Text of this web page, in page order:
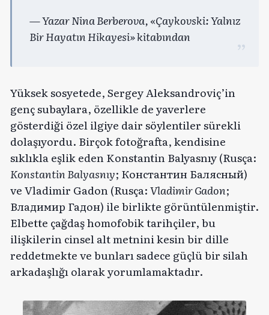
— Yazar Nina Berberova, «Çaykovski: Yalnız
Bir Hayatın Hikayesi» kitabından
Yüksek sosyetede, Sergey Aleksandroviç’in
genç subaylara, özellikle de yaverlere
gösterdiği özel ilgiye dair söylentiler sürekli
dolaşıyordu. Birçok fotoğrafta, kendisine
sıklıkla eşlik eden Konstantin Balyasnıy (Rusça:
Konstantin Balyasnıy; Константин Балясный)
ve Vladimir Gadon (Rusça:Vladimir Gadon;
Владимир Гадон) ile birlikte görüntülenmiştir.
Elbette çağdaş homofobik tarihçiler, bu
ilişkilerin cinsel alt metnini kesin bir dille
reddetmekte ve bunları sadece güçlü bir silah
arkadaşlığı olarak yorumlamaktadır.